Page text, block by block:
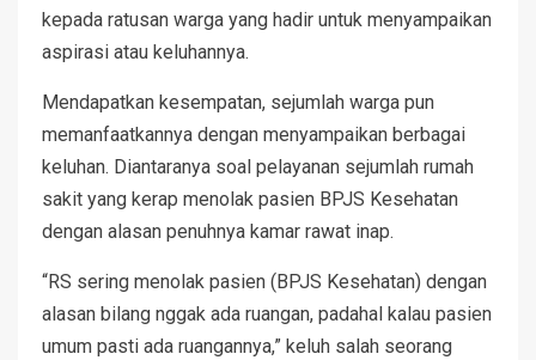
kepada ratusan warga yang hadir untuk menyampaikan
aspirasi atau keluhannya.
Mendapatkan kesempatan, sejumlah warga pun
memanfaatkannya dengan menyampaikan berbagai
keluhan. Diantaranya soal pelayanan sejumlah rumah
sakit yang kerap menolak pasien BPJS Kesehatan
dengan alasan penuhnya kamar rawat inap.
“RS sering menolak pasien (BPJS Kesehatan) dengan
alasan bilang nggak ada ruangan, padahal kalau pasien
umum pasti ada ruangannya,” keluh salah seorang